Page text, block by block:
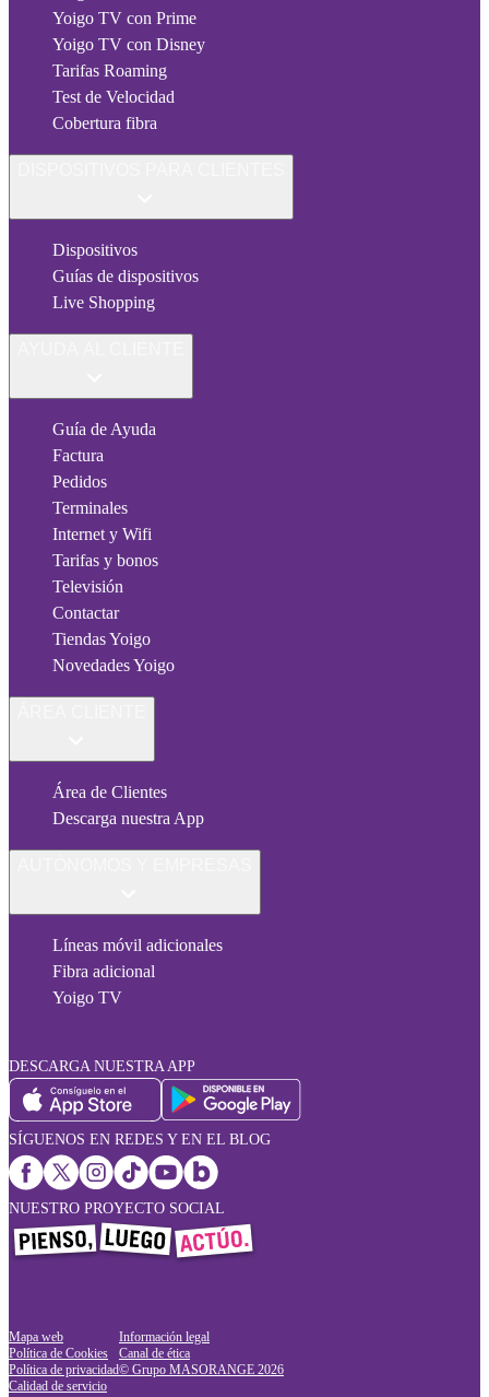
Yoigo TV con Prime
Yoigo TV con Disney
Tarifas Roaming
Test de Velocidad
Cobertura fibra
Dispositivos
Guías de dispositivos
Live Shopping
Guía de Ayuda
Factura
Pedidos
Terminales
Internet y Wifi
Tarifas y bonos
Televisión
Contactar
Tiendas Yoigo
Novedades Yoigo
Área de Clientes
Descarga nuestra App
Líneas móvil adicionales
Fibra adicional
Yoigo TV
DESCARGA NUESTRA APP
SÍGUENOS EN REDES Y EN EL BLOG
NUESTRO PROYECTO SOCIAL
Mapa web
Política de Cookies
Política de privacidad
Calidad de servicio
Información legal
Canal de ética
© Grupo MASORANGE 2026